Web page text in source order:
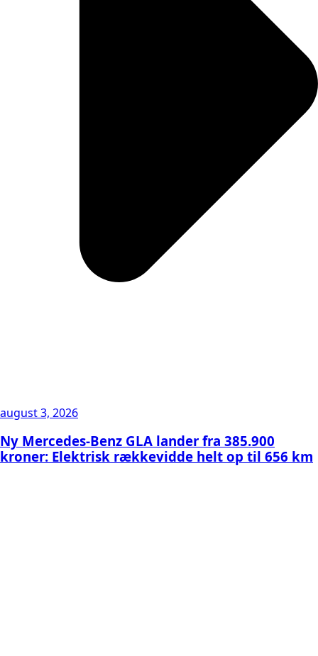
august 3, 2026
Ny Mercedes-Benz GLA lander fra 385.900
kroner: Elektrisk rækkevidde helt op til 656 km